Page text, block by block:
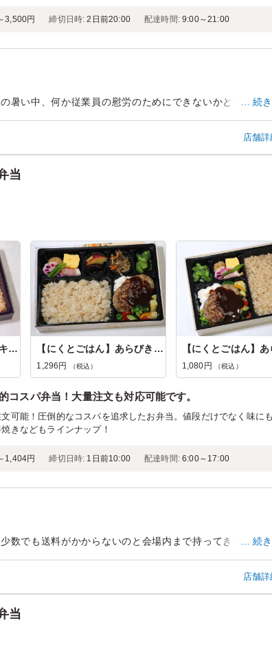
3,500円 締切日時: 2日前20:00 配達時間: 9:00～21:00
暑い中、何か従業員の慰労のためにできないかと初めて
、迷うことなく発注でき、その後も何度かメールで予約
し、おかげさまでスタッフの評判も非常に良かったです
続
店舗
当
【にくとごはん】照焼チキン オールスタ... 【にくとごはん】あらびきハンバーグの...
1,296円 （税込） 1,080円 （税込）
コスパ弁当！大量注文も対応可能です。
可能！圧倒的なコスパを追求したお弁当。値段だけでなく味に
きなどもラインナップ！
1,404円 締切日時: 1日前10:00 配達時間: 6:00～17:00
数でも送料がかからないのと会場内まで持ってきてくれ
バランスも良く、とても満足しました。次回からもお弁
続
店舗
当